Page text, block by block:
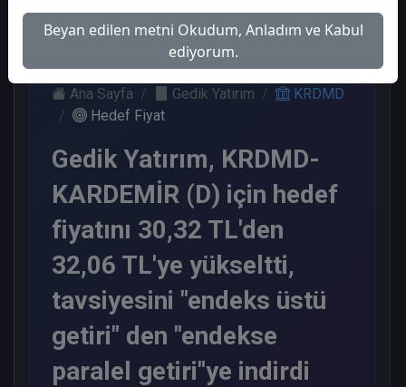
Salı, 30 Eylül 2025
Ana Sayfa Gedik Yatırım
KRDMD
Hedef Fiyat
Gedik Yatırım, KRDMD-
KARDEMİR (D) için hedef
fiyatını 30,32 TL'den
32,06 TL'ye yükseltti,
tavsiyesini "endeks üstü
getiri" den "endekse
paralel getiri"ye indirdi
Beyan edilen metni Okudum, Anladım ve Kabul
ediyorum.